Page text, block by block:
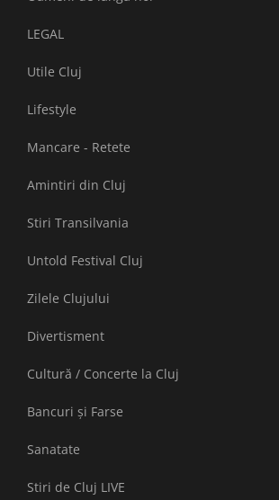
LEGAL
Utile Cluj
Lifestyle
Mancare - Retete
Amintiri din Cluj
Stiri Transilvania
Untold Festival Cluj
Zilele Clujului
Divertisment
Cultură / Concerte la Cluj
Bancuri și Farse
Sanatate
Stiri de Cluj LIVE